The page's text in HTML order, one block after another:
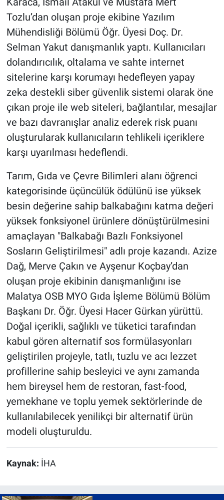
Tozlu’dan oluşan proje ekibine Yazılım
Mühendisliği Bölümü Öğr. Üyesi Doç. Dr.
Selman Yakut danışmanlık yaptı. Kullanıcıları
dolandırıcılık, oltalama ve sahte internet
sitelerine karşı korumayı hedefleyen yapay
zeka destekli siber güvenlik sistemi olarak öne
çıkan proje ile web siteleri, bağlantılar, mesajlar
ve bazı davranışlar analiz ederek risk puanı
oluşturularak kullanıcıların tehlikeli içeriklere
karşı uyarılması hedeflendi.
Tarım, Gıda ve Çevre Bilimleri alanı öğrenci
kategorisinde üçüncülük ödülünü ise yüksek
besin değerine sahip balkabağını katma değeri
yüksek fonksiyonel ürünlere dönüştürülmesini
amaçlayan "Balkabağı Bazlı Fonksiyonel
Sosların Geliştirilmesi" adlı proje kazandı. Azize
Dağ, Merve Çakın ve Ayşenur Koçbay’dan
oluşan proje ekibinin danışmanlığını ise
Malatya OSB MYO Gıda İşleme Bölümü Bölüm
Başkanı Dr. Öğr. Üyesi Hacer Gürkan yürüttü.
Doğal içerikli, sağlıklı ve tüketici tarafından
kabul gören alternatif sos formülasyonları
geliştirilen projeyle, tatlı, tuzlu ve acı lezzet
profillerine sahip besleyici ve aynı zamanda
hem bireysel hem de restoran, fast-food,
yemekhane ve toplu yemek sektörlerinde de
kullanılabilecek yenilikçi bir alternatif ürün
modeli oluşturuldu.
Kaynak: İHA